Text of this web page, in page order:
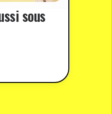
sous